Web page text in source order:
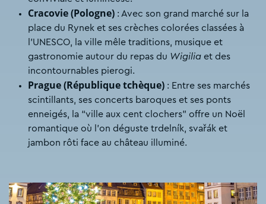
Cracovie (Pologne) : Avec son grand marché sur la
place du Rynek et ses crèches colorées classées à
l’UNESCO, la ville mêle traditions, musique et
gastronomie autour du repas du Wigilia et des
incontournables pierogi.
Prague (République tchèque) : Entre ses marchés
scintillants, ses concerts baroques et ses ponts
enneigés, la “ville aux cent clochers” offre un Noël
romantique où l’on déguste trdelník, svařák et
jambon rôti face au château illuminé.